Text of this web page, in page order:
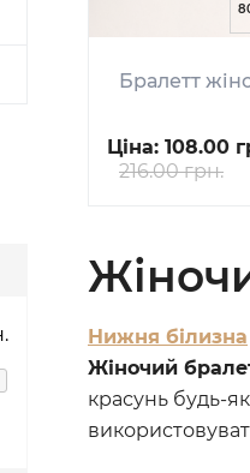
Бралетт
Ціна: 108.00
216.00 грн.
Нижня білизна
Жіночий
красунь будь-